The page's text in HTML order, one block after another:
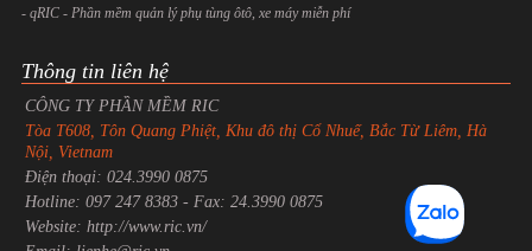
- qRIC - Phần mềm quản lý phụ tùng ôtô, xe máy miễn phí
Thông tin liên hệ
CÔNG TY PHẦN MỀM RIC
Tòa T608, Tôn Quang Phiệt, Khu đô thị Cổ Nhuế, Bắc Từ Liêm, Hà
Nội, Vietnam
Điện thoại: 024.3990 0875
Hotline: 097 247 8383 - Fax: 24.3990 0875
Website: http://www.ric.vn/